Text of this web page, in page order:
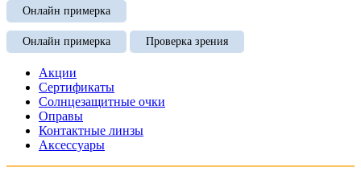
Онлайн примерка
Онлайн примерка Проверка зрения
Акции
Сертификаты
Солнцезащитные очки
Оправы
Контактные линзы
Аксессуары